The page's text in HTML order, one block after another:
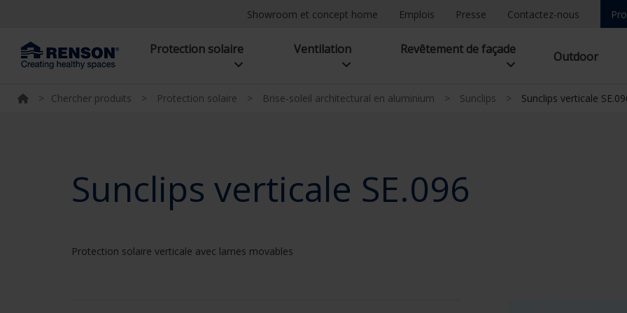
Showroom et concept home Emplois Presse Contactez-nous
Protection solaire Ventilation Revêtement de façade Outdoor
> Chercher produits > Protection solaire > Brise-soleil architectural en aluminium > Sunclips > Sunclips verticale
Sunclips verticale SE.096
Protection solaire verticale avec lames movables